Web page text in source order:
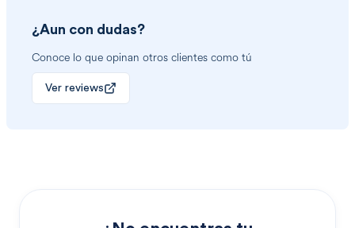
¿Aun con dudas?
Conoce lo que opinan otros clientes como tú
Ver reviews